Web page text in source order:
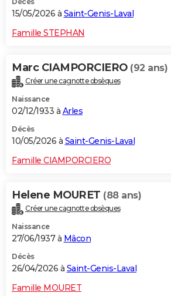
15/05/2026 à Saint-Genis-Laval
Famille STEPHAN
Marc CIAMPORCIERO (92 ans)
Créer une cagnotte obsèques
Naissance
02/12/1933 à Arles
Décès
10/05/2026 à Saint-Genis-Laval
Famille CIAMPORCIERO
Helene MOURET (88 ans)
Créer une cagnotte obsèques
Naissance
27/06/1937 à Mâcon
Décès
26/04/2026 à Saint-Genis-Laval
Famille MOURET